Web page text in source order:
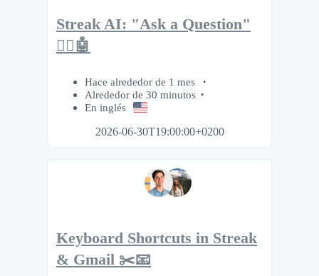
Streak AI: "Ask a Question"
🙋‍♂️🤖
Hace alrededor de 1 mes
Alrededor de 30 minutos
En inglés
2026-06-30T19:00:00+0200
Keyboard Shortcuts in Streak
& Gmail ✂️📧